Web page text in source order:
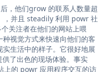
，他们grow 的联系人数量超
，并且 steadily 利用 powr 社
关注者在他们的网站上喂
视觉方式来快速向他们的客
生活中的样子。它很好地展
了出色的现场体验。事实
上的 powr 应用程序交互的访